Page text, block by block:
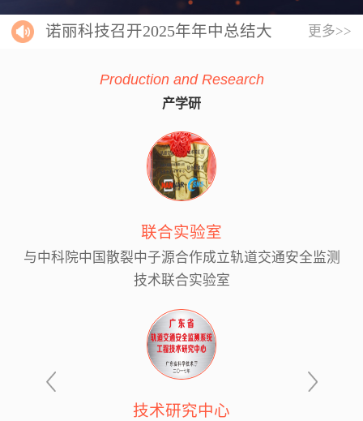
诺丽科技召开2025年年中总结大
更多>>
Production and Research
产学研
联合实验室
与中科院中国散裂中子源合作成立轨道交通安全监测
技术联合实验室
技术研究中心